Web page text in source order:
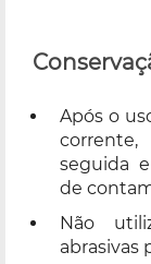
Após o
seguida
de
Não
abrasivas